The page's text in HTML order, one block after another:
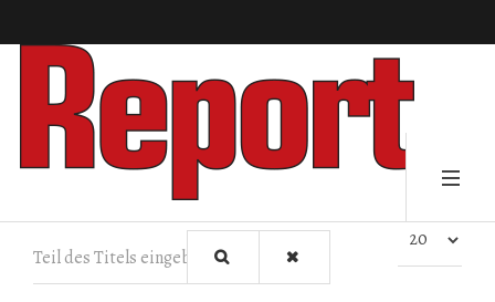
Teil des Titels eingeben Anzeige #